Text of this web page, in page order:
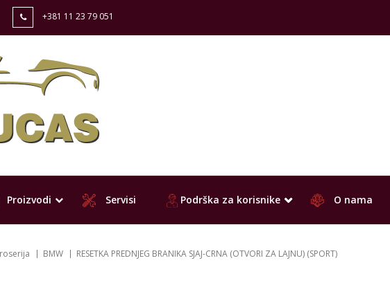
+381 11 23 79 051
Proizvodi Servisi Podrška za korisnike O nama
BMW RESETKA PREDNJEG BRANIKA SJAJ-CRNA (OTVORI ZA LAJNU) (SPORT)